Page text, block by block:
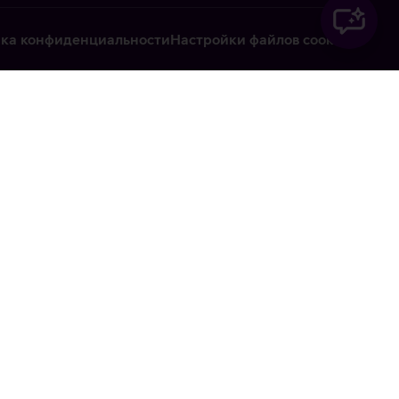
конфиденциальностиНастройки файлов cookie